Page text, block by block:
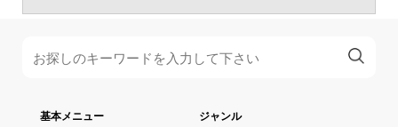
基本メニュー ジャンル